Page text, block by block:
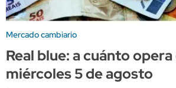
Mercado cambiario
Real blue: a cuánto
miércoles 5 de agosto